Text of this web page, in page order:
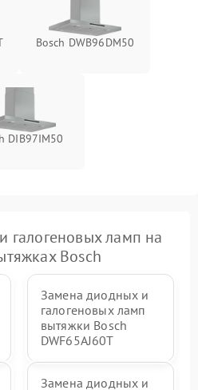
Bosch DWB96DM50
DIB97IM50
галогеновых ламп на
Bosch
Замена диодных и
галогеновых ламп
вытяжки Bosch
DWF65AJ60T
Замена диодных и